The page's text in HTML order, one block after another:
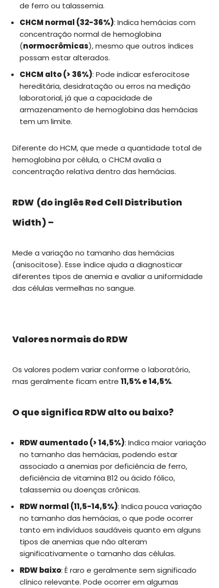
de ferro ou talassemia.
CHCM normal (32-36%): Indica hemácias com
concentração normal de hemoglobina
(normocrômicas), mesmo que outros índices
possam estar alterados.
CHCM alto (> 36%): Pode indicar esferocitose
hereditária, desidratação ou erros na medição
laboratorial, já que a capacidade de
armazenamento de hemoglobina das hemácias
tem um limite.
Diferente do HCM, que mede a quantidade total de
hemoglobina por célula, o CHCM avalia a
concentração relativa dentro das hemácias.
RDW (do inglês Red Cell Distribution
Width) –
Mede a variação no tamanho das hemácias
(anisocitose). Esse índice ajuda a diagnosticar
diferentes tipos de anemia e avaliar a uniformidade
das células vermelhas no sangue.
Valores normais do RDW
Os valores podem variar conforme o laboratório,
mas geralmente ficam entre 11,5% e 14,5%.
O que significa RDW alto ou baixo?
RDW aumentado (> 14,5%): Indica maior variação
no tamanho das hemácias, podendo estar
associado a anemias por deficiência de ferro,
deficiência de vitamina B12 ou ácido fólico,
talassemia ou doenças crônicas.
RDW normal (11,5-14,5%): Indica pouca variação
no tamanho das hemácias, o que pode ocorrer
tanto em indivíduos saudáveis quanto em alguns
tipos de anemias que não alteram
significativamente o tamanho das células.
RDW baixo: É raro e geralmente sem significado
clínico relevante. Pode ocorrer em algumas